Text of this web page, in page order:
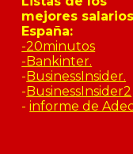
mejores
España:
-20minutos
-Bankinter.
- BusinessInsider.
- BusinessInsider2
- informe de